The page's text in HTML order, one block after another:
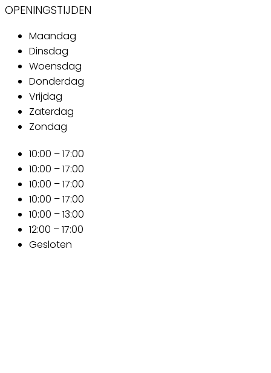
OPENINGSTIJDEN
Maandag
Dinsdag
Woensdag
Donderdag
Vrijdag
Zaterdag
Zondag
10:00 – 17:00
10:00 – 17:00
10:00 – 17:00
10:00 – 17:00
10:00 – 13:00
12:00 – 17:00
Gesloten